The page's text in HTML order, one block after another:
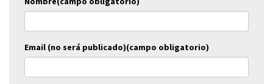
Email (no será publicado)(campo obligatorio)